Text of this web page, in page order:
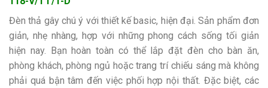
Đèn thả gây chú ý với thiết kế basic, hiện đại. Sản phẩm đơn
giản, nhẹ nhàng, hợp với những phong cách sống tối giản
hiện nay. Bạn hoàn toàn có thể lắp đặt đèn cho bàn ăn,
phòng khách, phòng ngủ hoặc trang trí chiếu sáng mà không
phải quá bận tâm đến việc phối hợp nội thất. Đặc biệt, các